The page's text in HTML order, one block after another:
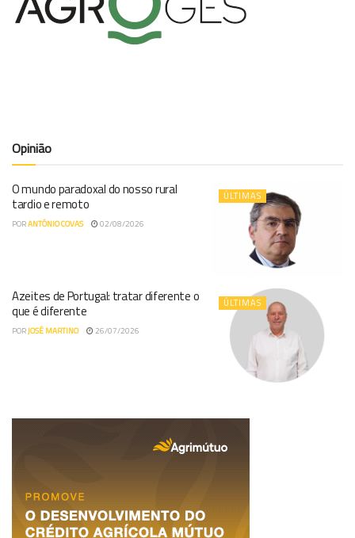
Opinião
ÚLTIMAS
O mundo paradoxal do nosso rural
tardio e remoto
PORANTÓNIO COVAS 02/08/2026
ÚLTIMAS
Azeites de Portugal: tratar diferente o
que é diferente
PORJOSÉ MARTINO 26/07/2026